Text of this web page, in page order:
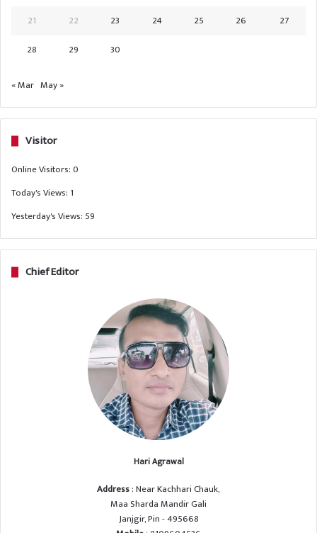
21
22 23 24 25 26
27
28
29 30
« Mar May »
Visitor
Online Visitors:0
Today's Views: 1
Yesterday's Views: 59
Chief Editor
Hari Agrawal
Address: Near Kachhari Chauk,
Maa Sharda Mandir Gali
Janjgir, Pin - 495668